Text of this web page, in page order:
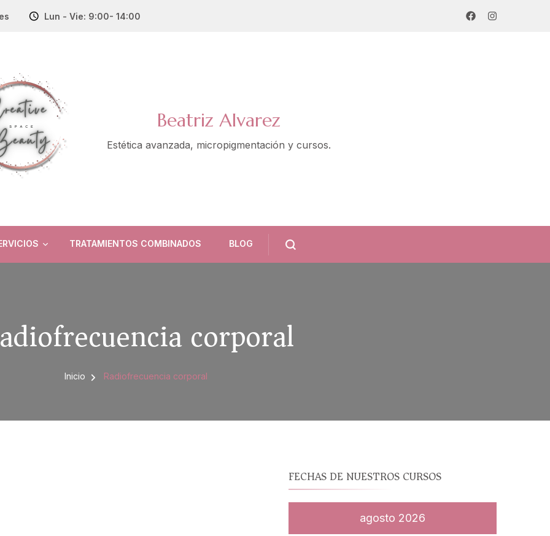
Lun - Vie: 9:00- 14:00
Beatriz Alvarez
Estética avanzada, micropigmentación y cursos.
TRATAMIENTOS COMBINADOS BLOG
corporal
Inicio Radiofrecuencia corporal
FECHAS DE NUESTROS CURSOS
agosto 2026